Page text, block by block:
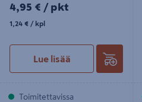
4,95€/pkt
4,95 € / pkt
1,24€/kpl
1,24 € / kpl
Lue lisää
Toimitettavissa